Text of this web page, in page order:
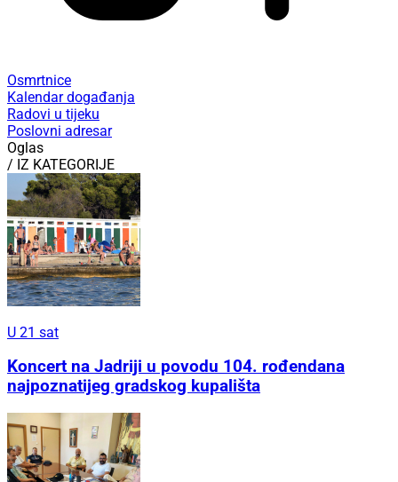
Osmrtnice
Kalendar događanja
Radovi u tijeku
Poslovni adresar
Oglas
/ IZ KATEGORIJE
U 21 sat
Koncert na Jadriji u povodu 104. rođendana
najpoznatijeg gradskog kupališta